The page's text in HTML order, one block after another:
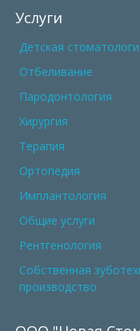
Услуги
Детская
Отбеливание
Пародонтология
Хирургия
Терапия
Ортопедия
Имплантология
Общие услуги
Рентгенология
Собственная
производство